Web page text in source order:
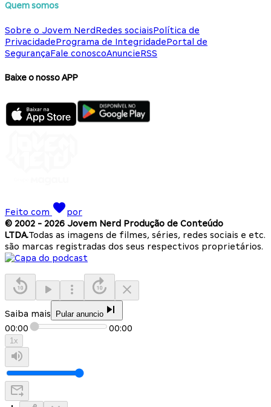
Quem somos
Sobre o Jovem NerdRedes sociaisPolítica de
PrivacidadePrograma de IntegridadePortal de
SegurançaFale conoscoAnuncieRSS
Baixe o nosso APP
Feito com
por
© 2002 - 2026 Jovem Nerd Produção de Conteúdo
LTDA.Todas as imagens de filmes, séries, redes sociais e etc.
são marcas registradas dos seus respectivos proprietários.
Saiba mais Pular anuncio
00:00 00:00
1x